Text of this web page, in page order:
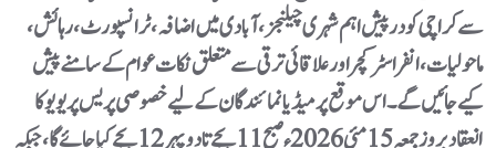
سے کراچی کو درپیش اہم شہری چیلنجز، آبادی میں اضافہ، ٹرانسپورٹ، رہائش،
ماحولیات، انفراسٹرکچر اور علاقائی ترقی سے متعلق نکات عوام کے سامنے پیش
کیے جائیں گے۔اس موقع پر میڈیا نمائندگان کے لیے خصوصی پریس پریویو کا
انعقاد بروز جمعہ 15 مئی 2026ء صبح 11 بجے تا دوپہر 12 بجے کیا جائے گا، جبکہ